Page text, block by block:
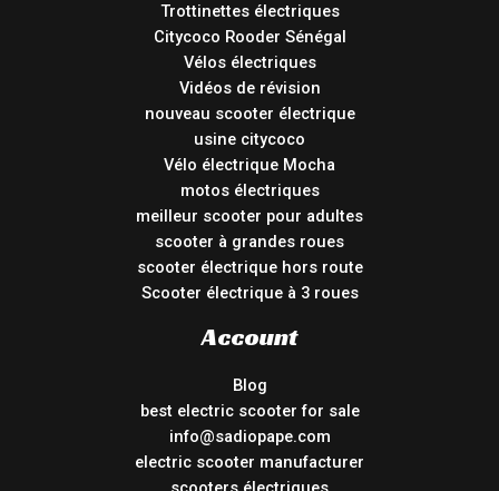
Trottinettes électriques
Citycoco Rooder Sénégal
Vélos électriques
Vidéos de révision
nouveau scooter électrique
usine citycoco
Vélo électrique Mocha
motos électriques
meilleur scooter pour adultes
scooter à grandes roues
scooter électrique hors route
Scooter électrique à 3 roues
Account
Blog
best electric scooter for sale
info@sadiopape.com
electric scooter manufacturer